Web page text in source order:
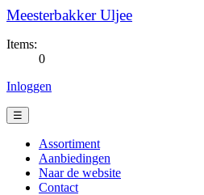
Meesterbakker Uljee
Items:
0
Inloggen
☰
Assortiment
Aanbiedingen
Naar de website
Contact